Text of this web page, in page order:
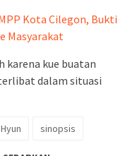
Kota Cilegon, Bukti
Masyarakat
karena kue buatan
dalam situasi
sinopsis